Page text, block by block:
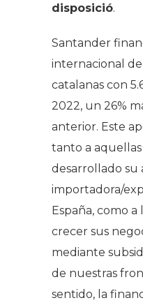
disposició.
Santander
internacional de
catalanas con
2022, un 26%
anterior. Este
tanto a
desarrollado su
importadora/
España, como
crecer sus
mediante
de nuestras
sentido, la